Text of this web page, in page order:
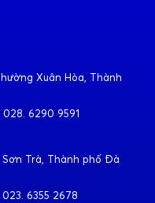
Xuân Hòa, Thành
028. 6290 9591
Trà, Thành phố Đà
023. 6355 2678